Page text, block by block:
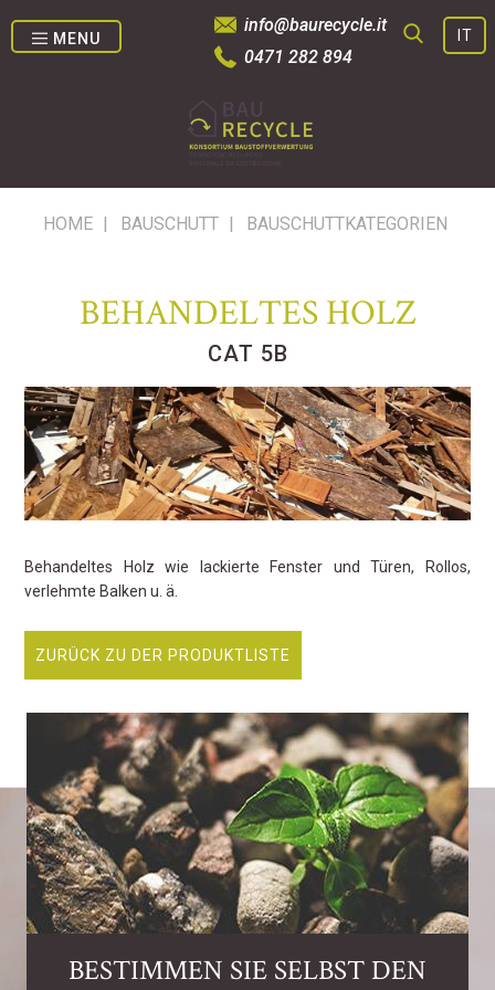
MENU
info@baurecycle.it
0471 282 894
IT
HOME | BAUSCHUTT | BAUSCHUTTKATEGORIEN
BEHANDELTES HOLZ
CAT 5B
Behandeltes Holz wie lackierte Fenster und Türen, Rollos,
verlehmte Balken u. ä.
ZURÜCK ZU DER PRODUKTLISTE
BESTIMMEN SIE SELBST DEN